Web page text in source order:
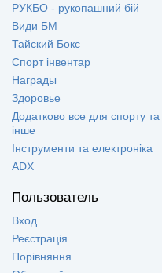
РУКБО - рукопашний бій
Види БМ
Тайский Бокс
Спорт інвентар
Награды
Здоровье
Додатково все для спорту та
інше
Інструменти та електроніка
ADX
Пользователь
Вход
Реєстрація
Порівняння